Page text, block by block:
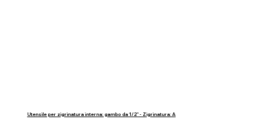
Utensile per zigrinatura interna: gambo da 1/2" - Zigrinatura: A